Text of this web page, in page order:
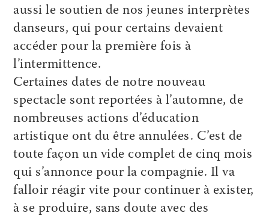
aussi le soutien de nos jeunes interprètes
danseurs, qui pour certains devaient
accéder pour la première fois à
l’intermittence.
Certaines dates de notre nouveau
spectacle sont reportées à l’automne, de
nombreuses actions d’éducation
artistique ont du être annulées. C’est de
toute façon un vide complet de cinq mois
qui s’annonce pour la compagnie. Il va
falloir réagir vite pour continuer à exister,
à se produire, sans doute avec des